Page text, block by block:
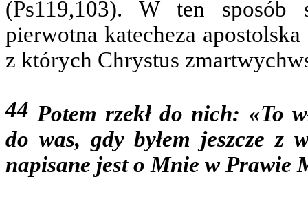
(Ps119,103). W ten sposób
pierwotna katecheza
z których Chrystus
44 Potem rzekł do nich: «To
do was, gdy byłem jeszcze z
napisane jest o Mnie w Prawie